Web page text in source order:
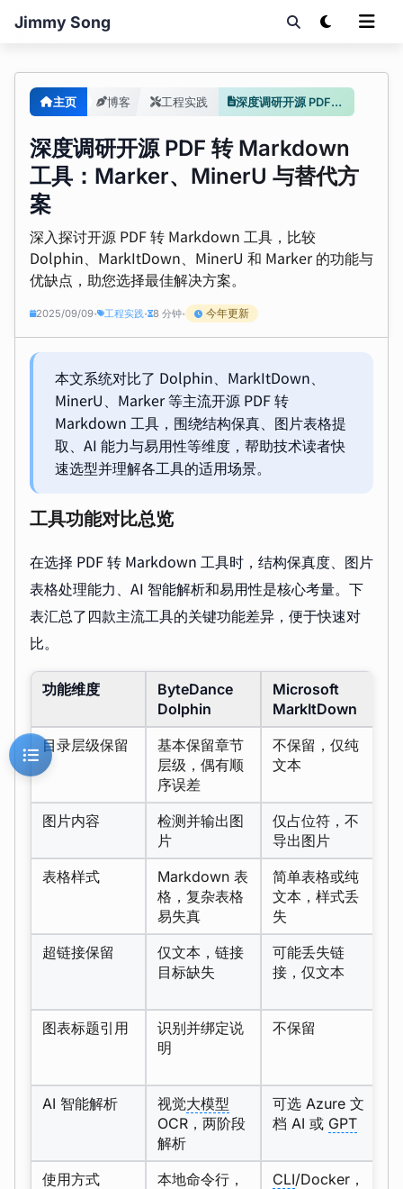
Jimmy Song
主页 博客 工程实践 深度调研开源 PDF 转 Markdown 工具：Marker、MinerU 与替代方案
深度调研开源 PDF 转 Markdown
工具：Marker、MinerU 与替代方
案
深入探讨开源 PDF 转 Markdown 工具，比较
Dolphin、MarkItDown、MinerU 和 Marker 的功能与
优缺点，助您选择最佳解决方案。
2025/09/09• 工程实践 • 8 分钟• 今年更新
本文系统对比了 Dolphin、MarkItDown、
MinerU、Marker 等主流开源 PDF 转
Markdown 工具，围绕结构保真、图片表格提
取、AI 能力与易用性等维度，帮助技术读者快
速选型并理解各工具的适用场景。
工具功能对比总览
在选择 PDF 转 Markdown 工具时，结构保真度、图片
表格处理能力、AI 智能解析和易用性是核心考量。下
表汇总了四款主流工具的关键功能差异，便于快速对
比。
功能维度
ByteDance
Dolphin
Microsoft
MarkItDown
目录层级保留
基本保留章节
层级，偶有顺
序误差
不保留，仅纯
文本
图片内容
检测并输出图
片
仅占位符，不
导出图片
表格样式
Markdown 表
格，复杂表格
易失真
简单表格或纯
文本，样式丢
失
超链接保留
仅文本，链接
目标缺失
可能丢失链
接，仅文本
图表标题引用
识别并绑定说
明
不保留
AI 智能解析 视觉大模型
OCR，两阶段
解析
可选 Azure 文
档 AI 或 GPT
使用方式
本地命令行，
CLI/Docker，